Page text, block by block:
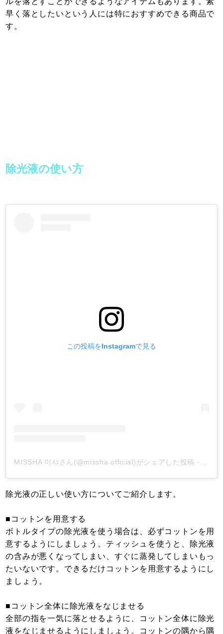
早く落としたいという人には特におすすめできる商品で
す。
除光液の使い方
この投稿をInstagramで見る
MISSHA 미샤さん(@missha.official)がシェアした投稿 -
除光液の正しい使い方についてご紹介します。
■コットンを用意する
ボトルタイプの除光液を使う場合は、必ずコットンを用
意するようにしましょう。ティッシュを使うと、除光液
の含みが悪くなってしまい、すぐに蒸発してしまいもっ
たいないです。できるだけコットンを用意するようにし
ましょう。
■コットン全体に除光液をなじませる
全部の指を一気に落とせるように、コットン全体に除光
液をなじませるようにしましょう。コットンの隅から隅